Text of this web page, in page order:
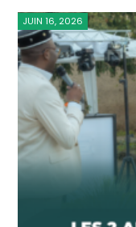
JUIN 16, 2026